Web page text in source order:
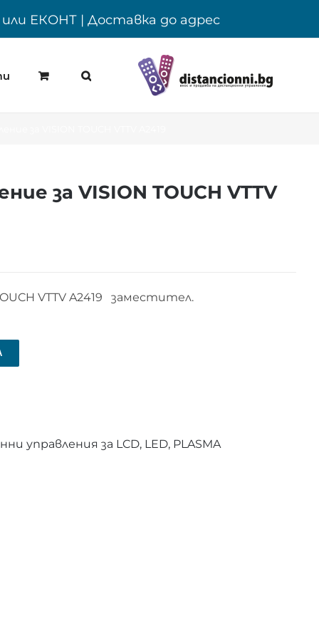
или ЕКОНТ | Доставка до адрес
за VISION TOUCH VTTV
VTTV A2419 заместител.
управления за LCD, LED, PLASMA